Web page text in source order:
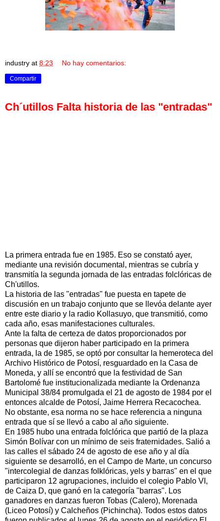
industry at 8:23 No hay comentarios:
Compartir
Ch´utillos Falta historia de las "entradas"
La primera entrada fue en 1985. Eso se constató ayer,
mediante una revisión documental, mientras se cubría y
transmitía la segunda jornada de las entradas folclóricas de
Ch'utillos.
La historia de las "entradas" fue puesta en tapete de
discusión en un trabajo conjunto que se llevóa delante ayer
entre este diario y la radio Kollasuyo, que transmitió, como
cada año, esas manifestaciones culturales.
Ante la falta de certeza de datos proporcionados por
personas que dijeron haber participado en la primera
entrada, la de 1985, se optó por consultar la hemeroteca del
Archivo Histórico de Potosí, resguardado en la Casa de
Moneda, y allí se encontró que la festividad de San
Bartolomé fue institucionalizada mediante la Ordenanza
Municipal 38/84 promulgada el 21 de agosto de 1984 por el
entonces alcalde de Potosí, Jaime Herrera Recacochea.
No obstante, esa norma no se hace referencia a ninguna
entrada que sí se llevó a cabo al año siguiente.
En 1985 hubo una entrada folclórica que partió de la plaza
Simón Bolívar con un mínimo de seis fraternidades. Salió a
las calles el sábado 24 de agosto de ese año y al día
siguiente se desarrolló, en el Campo de Marte, un concurso
"intercolegial de danzas folklóricas, yels y barras" en el que
participaron 12 agrupaciones, incluido el colegio Pablo VI,
de Caiza D, que ganó en la categoría "barras". Los
ganadores en danzas fueron Tobas (Calero), Morenada
(Liceo Potosí) y Calcheños (Pichincha). Todos estos datos